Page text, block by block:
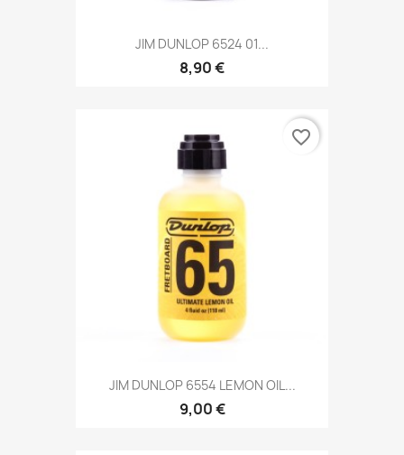
JIM DUNLOP 6524 01...
8,90 €
JIM DUNLOP 6554 LEMON OIL...
9,00 €
favorite_border